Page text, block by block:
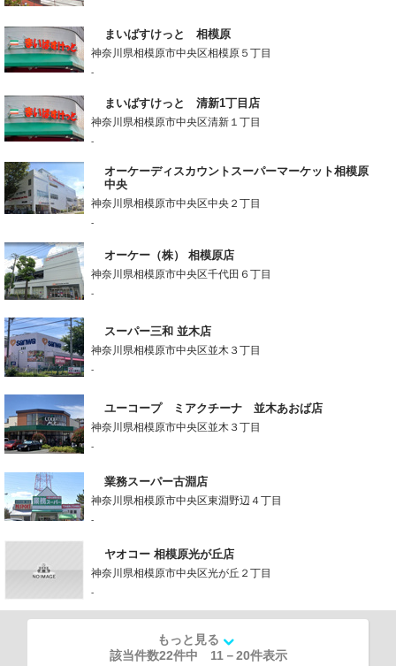
まいばすけっと 相模原
神奈川県相模原市中央区相模原５丁目
-
まいばすけっと 清新1丁目店
神奈川県相模原市中央区清新１丁目
-
オーケーディスカウントスーパーマーケット相模原
中央
神奈川県相模原市中央区中央２丁目
-
オーケー（株） 相模原店
神奈川県相模原市中央区千代田６丁目
-
スーパー三和 並木店
神奈川県相模原市中央区並木３丁目
-
ユーコープ ミアクチーナ 並木あおば店
神奈川県相模原市中央区並木３丁目
-
業務スーパー古淵店
神奈川県相模原市中央区東淵野辺４丁目
-
ヤオコー 相模原光が丘店
神奈川県相模原市中央区光が丘２丁目
-
もっと見る
該当件数22件中 11 －20件表示